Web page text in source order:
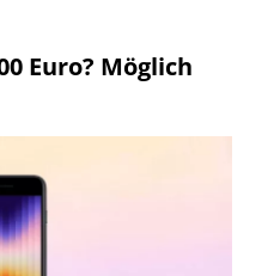
Euro? Möglich